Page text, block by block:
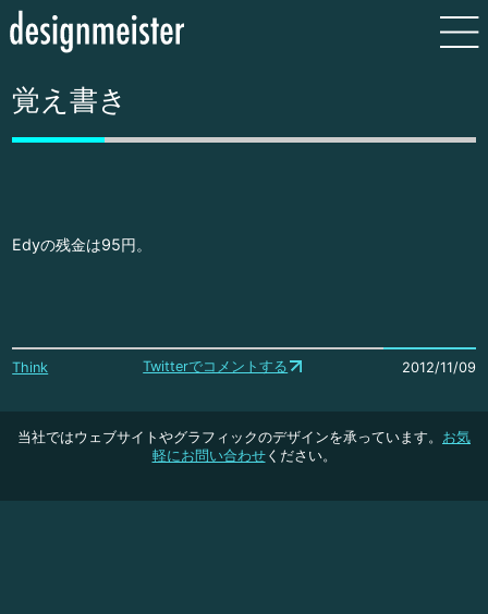
覚え書き
Edyの残金は95円。
Think Twitterでコメントする 2012/11/09
当社ではウェブサイトやグラフィックのデザインを承っています。 お気
軽にお問い合わせください。